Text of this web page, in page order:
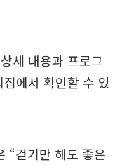
세 내용과 프로그
에서 확인할 수 있
“걷기만 해도 좋은